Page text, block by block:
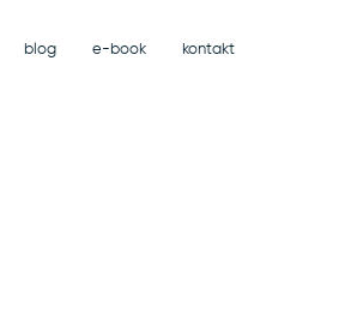
blog e-book kontakt